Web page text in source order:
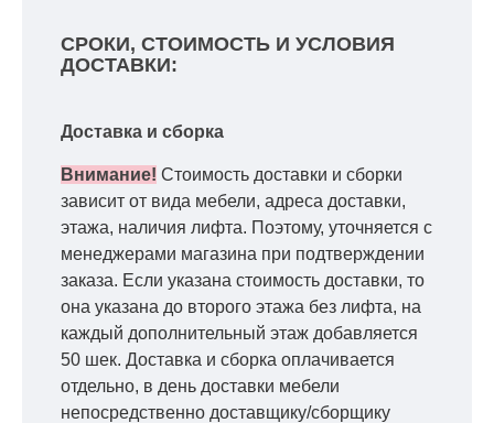
СРОКИ, СТОИМОСТЬ И УСЛОВИЯ
ДОСТАВКИ:
Доставка и сборка
Внимание! Стоимость доставки и сборки
зависит от вида мебели, адреса доставки,
этажа, наличия лифта. Поэтому, уточняется с
менеджерами магазина при подтверждении
заказа. Если указана стоимость доставки, то
она указана до второго этажа без лифта, на
каждый дополнительный этаж добавляется
50 шек. Доставка и сборка оплачивается
отдельно, в день доставки мебели
непосредственно доставщику/сборщику